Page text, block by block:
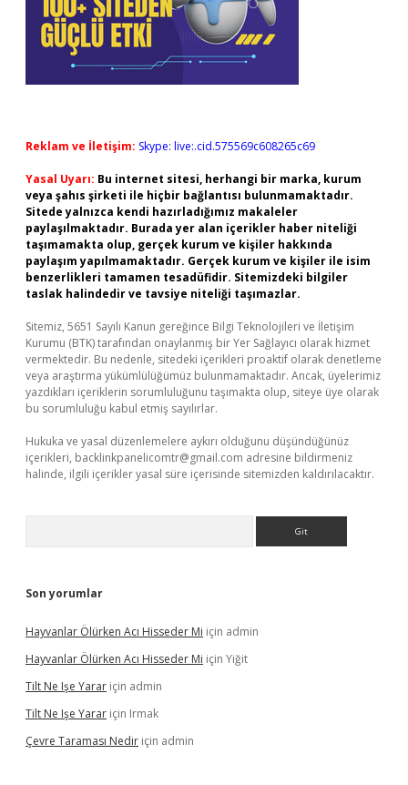
Reklam ve İletişim: Skype: live:.cid.575569c608265c69
Yasal Uyarı: Bu internet sitesi, herhangi bir marka, kurum
veya şahıs şirketi ile hiçbir bağlantısı bulunmamaktadır.
Sitede yalnızca kendi hazırladığımız makaleler
paylaşılmaktadır. Burada yer alan içerikler haber niteliği
taşımamakta olup, gerçek kurum ve kişiler hakkında
paylaşım yapılmamaktadır. Gerçek kurum ve kişiler ile isim
benzerlikleri tamamen tesadüfidir. Sitemizdeki bilgiler
taslak halindedir ve tavsiye niteliği taşımazlar.
Sitemiz, 5651 Sayılı Kanun gereğince Bilgi Teknolojileri ve İletişim
Kurumu (BTK) tarafından onaylanmış bir Yer Sağlayıcı olarak hizmet
vermektedir. Bu nedenle, sitedeki içerikleri proaktif olarak denetleme
veya araştırma yükümlülüğümüz bulunmamaktadır. Ancak, üyelerimiz
yazdıkları içeriklerin sorumluluğunu taşımakta olup, siteye üye olarak
bu sorumluluğu kabul etmiş sayılırlar.
Hukuka ve yasal düzenlemelere aykırı olduğunu düşündüğünüz
içerikleri, backlinkpanelicomtr@gmail.com adresine bildirmeniz
halinde, ilgili içerikler yasal süre içerisinde sitemizden kaldırılacaktır.
Son yorumlar
Hayvanlar Ölürken Acı Hisseder Mi için admin
Hayvanlar Ölürken Acı Hisseder Mi için Yiğit
Tilt Ne Işe Yarar için admin
Tilt Ne Işe Yarar için Irmak
Çevre Taraması Nedir için admin